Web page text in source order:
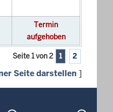
Termin
aufgehoben
Seite 1 von 2 1 2
Seite darstellen ]